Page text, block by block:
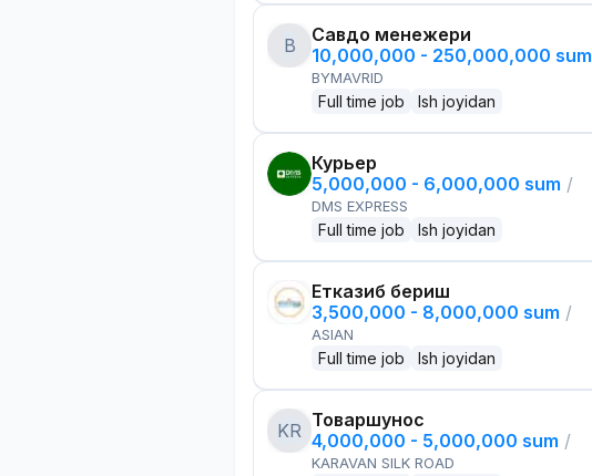
B
Савдо менежери
10,000,000 - 250,000,000 sum
BYMAVRID
Full time job Ish joyidan
Курьер
5,000,000 - 6,000,000 sum /
DMS EXPRESS
Full time job Ish joyidan
Етказиб бериш
3,500,000 - 8,000,000 sum /
ASIAN
Full time job Ish joyidan
KR Товаршунос
4,000,000 - 5,000,000 sum /
KARAVAN SILK ROAD